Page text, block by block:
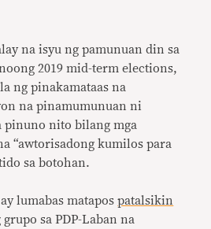
na isyu ng pamunuan din sa
2019 mid-term elections,
ng pinakamataas na
na pinamumunuan ni
pinuno nito bilang mga
“awtorisadong kumilos para
sa botohan.
lumabas matapospatalsikin
sa PDP-Laban na